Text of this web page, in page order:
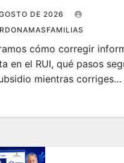
DE 2026
cómo corregir
en el RUI, qué pasos
mientras corriges…